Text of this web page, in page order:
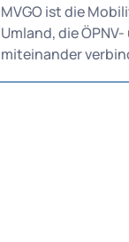
MVGO ist die
Umland, die
miteinander